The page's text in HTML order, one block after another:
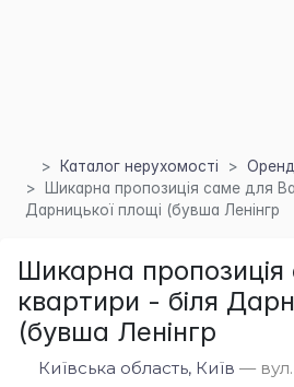
Каталог нерухомості
Шикарна пропозиція саме для
Дарницької площі (бувша Ленінгр
Шикарна
квартири - біля
(бувша Ленінгр
Київська область, Київ —